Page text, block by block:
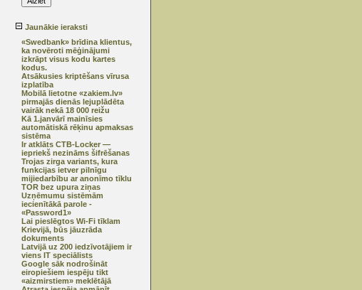
Jaunākie ieraksti
«Swedbank» brīdina klientus,
ka novēroti mēģinājumi
izkrāpt visus kodu kartes
kodus.
Atsākusies kriptēšans vīrusa
izplatība
Mobilā lietotne «zakiem.lv»
pirmajās dienās lejuplādēta
vairāk nekā 18 000 reižu
Kā 1.janvārī mainīsies
automātiskā rēķinu apmaksas
sistēma
Ir atklāts CTB-Locker —
iepriekš nezināms šifrēšanas
Trojas zirga variants, kura
funkcijas ietver pilnīgu
mijiedarbību ar anonīmo tīklu
TOR bez upura ziņas
Uzņēmumu sistēmām
iecienītākā parole -
«Password1»
Lai pieslēgtos Wi-Fi tīklam
Krievijā, būs jāuzrāda
dokuments
Latvijā uz 200 iedzīvotājiem ir
viens IT speciālists
Google sāk nodrošināt
eiropiešiem iespēju tikt
«aizmirstiem» meklētājā